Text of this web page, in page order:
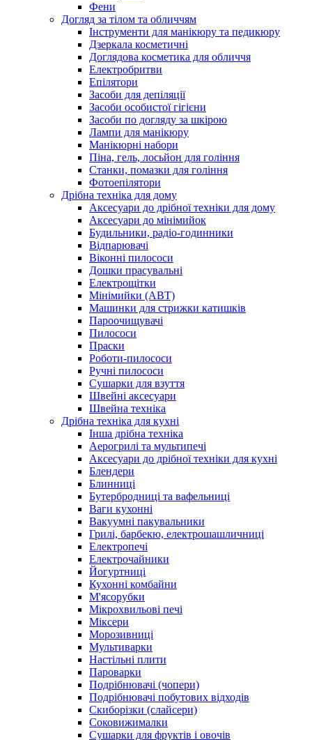
Фени
Догляд за тілом та обличчям
Інструменти для манікюру та педикюру
Дзеркала косметичні
Доглядова косметика для обличчя
Електробритви
Епілятори
Засоби для депіляції
Засоби особистої гігієни
Засоби по догляду за шкірою
Лампи для манікюру
Манікюрні набори
Піна, гель, лосьйон для гоління
Станки, помазки для гоління
Фотоепілятори
Дрібна техніка для дому
Аксесуари до дрібної техніки для дому
Аксесуари до мінімийок
Будильники, радіо-годинники
Відпарювачі
Віконні пилососи
Дошки прасувальні
Електрощітки
Мінімийки (АВТ)
Машинки для стрижки катишків
Пароочищувачі
Пилососи
Праски
Роботи-пилососи
Ручні пилососи
Сушарки для взуття
Швейні аксесуари
Швейна техніка
Дрібна техніка для кухні
Інша дрібна техніка
Аерогрилі та мультипечі
Аксесуари до дрібної техніки для кухні
Блендери
Блинниці
Бутербродниці та вафельниці
Ваги кухонні
Вакуумні пакувальники
Грилі, барбекю, електрошашличниці
Електропечі
Електрочайники
Йогуртниці
Кухонні комбайни
М'ясорубки
Мікрохвильові печі
Міксери
Морозивниці
Мультиварки
Настільні плити
Пароварки
Подрібнювачі (чопери)
Подрібнювачі побутових відходів
Скиборізки (слайсери)
Соковижималки
Сушарки для фруктів і овочів